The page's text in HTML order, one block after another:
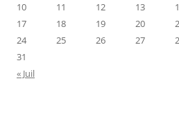
10
11 12 13
17
18 19 20
24
25 26 27
31
« Juil